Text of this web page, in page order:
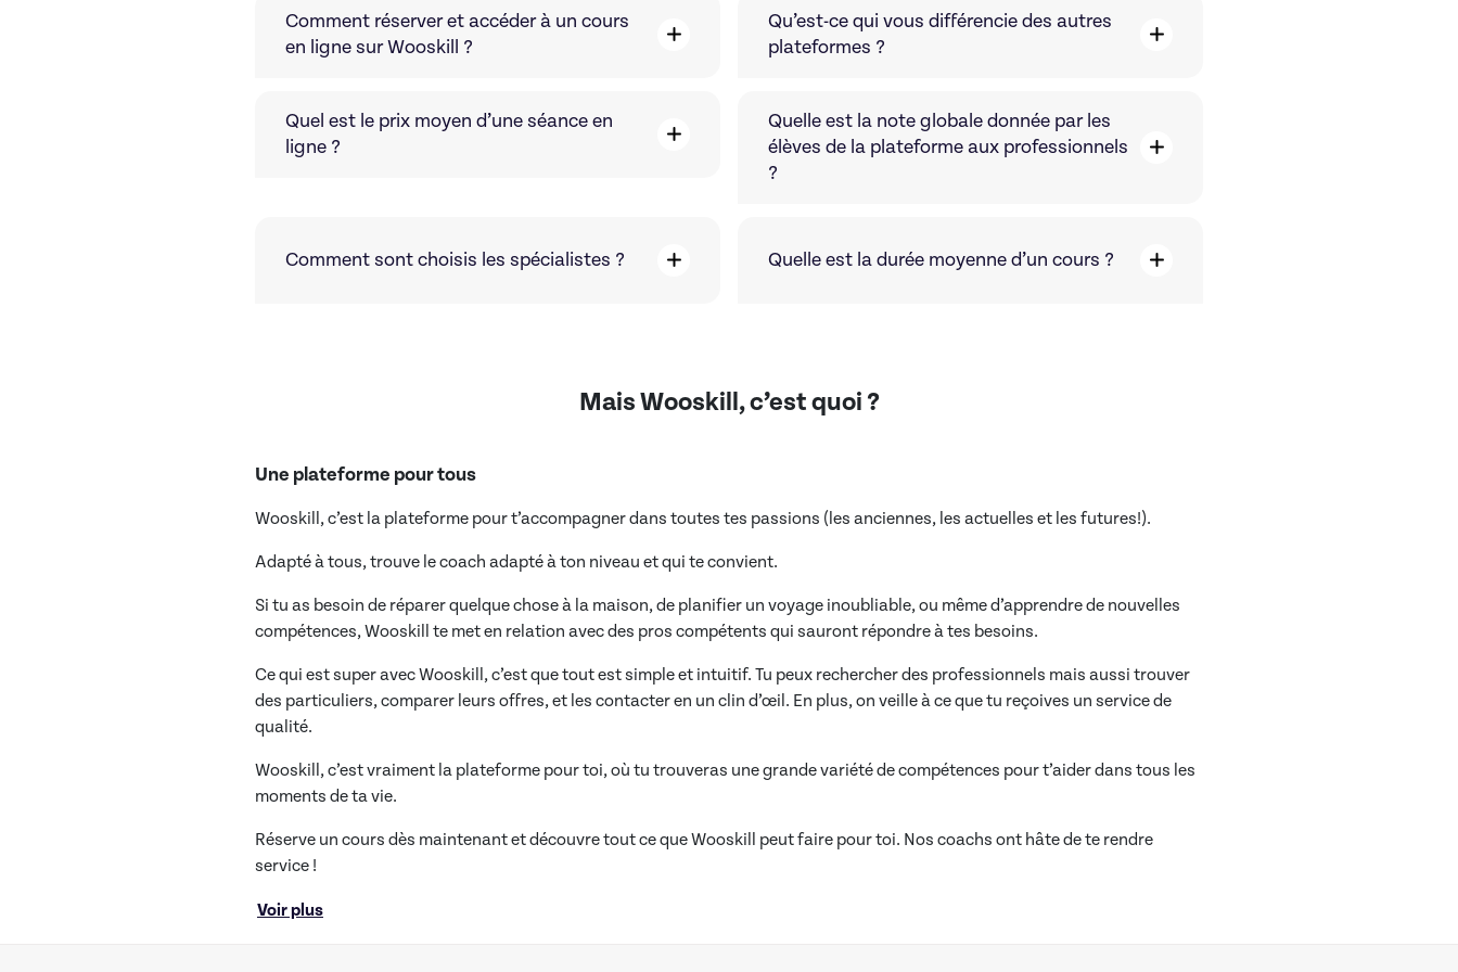
Comment réserver et accéder à un cours
en ligne sur Wooskill ?
Qu’est-ce qui vous différencie des autres
plateformes ?
Quel est le prix moyen d’une séance en
ligne ?
Quelle est la note globale donnée par les
élèves de la plateforme aux professionnels
?
Comment sont choisis les spécialistes ? Quelle est la durée moyenne d’un cours ?
Mais Wooskill, c’est quoi ?
Une plateforme pour tous
Wooskill, c’est la plateforme pour t’accompagner dans toutes tes passions (les anciennes, les actuelles et les futures!).
Adapté à tous, trouve le coach adapté à ton niveau et qui te convient.
Si tu as besoin de réparer quelque chose à la maison, de planifier un voyage inoubliable, ou même d’apprendre de nouvelles
compétences, Wooskill te met en relation avec des pros compétents qui sauront répondre à tes besoins.
Ce qui est super avec Wooskill, c’est que tout est simple et intuitif. Tu peux rechercher des professionnels mais aussi trouver
des particuliers, comparer leurs offres, et les contacter en un clin d’œil. En plus, on veille à ce que tu reçoives un service de
qualité.
Wooskill, c’est vraiment la plateforme pour toi, où tu trouveras une grande variété de compétences pour t’aider dans tous les
moments de ta vie.
Réserve un cours dès maintenant et découvre tout ce que Wooskill peut faire pour toi. Nos coachs ont hâte de te rendre
service !
Voir plus